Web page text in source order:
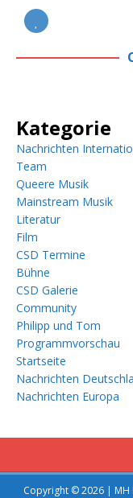
Kategorie
Nachrichten
Team
Queere Musik
Mainstream Musik
Literatur
Film
CSD Termine
Bühne
CSD Galerie
Community
Philipp und Tom
Programmvorschau
Startseite
Nachrichten
Nachrichten Europa
Copyright © 2026 | MH